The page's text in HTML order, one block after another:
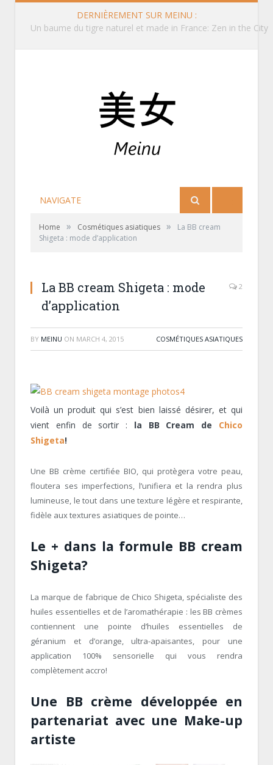
DERNIÈREMENT SUR MEINU :
Queue de cheval basse sur le côté
NAVIGATE
Home » Cosmétiques asiatiques »
La BB cream
Shigeta : mode d’application
La BB cream Shigeta : mode
d’application
2
BY MEINU ON MARCH 4, 2015 COSMÉTIQUES ASIATIQUES
Voilà un produit qui s’est bien laissé désirer, et qui
vient enfin de sortir : la BB Cream de Chico
Shigeta!
Une BB crème certifiée BIO, qui protègera votre peau,
floutera ses imperfections, l’unifiera et la rendra plus
lumineuse, le tout dans une texture légère et respirante,
fidèle aux textures asiatiques de pointe…
Le + dans la formule BB cream
Shigeta?
La marque de fabrique de Chico Shigeta, spécialiste des
huiles essentielles et de l’aromathérapie : les BB crèmes
contiennent une pointe d’huiles essentielles de
géranium et d’orange, ultra-apaisantes, pour une
application 100% sensorielle qui vous rendra
complètement accro!
Une BB crème développée en
partenariat avec une Make-up
artiste